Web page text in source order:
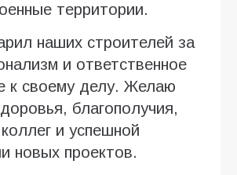
территории.
наших строителей за
и ответственное
к своему делу. Желаю
благополучия,
и успешной
новых проектов.